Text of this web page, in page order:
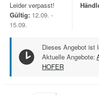
Leider verpasst!
Gültig: 12.09. -
15.09.
Dieses Angebot ist
Aktuelle Angebote:
HOFER